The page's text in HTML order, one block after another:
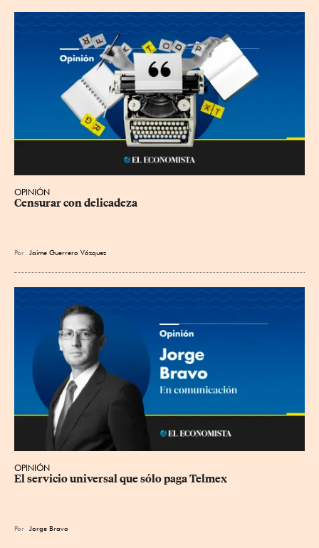
OPINIÓN
Censurar con delicadeza
Por Jaime Guerrero Vázquez
OPINIÓN
El servicio universal que sólo paga Telmex
Por Jorge Bravo